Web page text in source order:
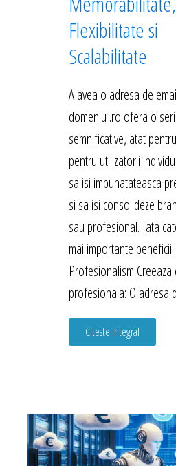
Flexibilitate si
Scalabilitate
A avea o adresa de
domeniu .ro ofera o
semnificative, atat
pentru utilizatorii
sa isi imbunatateasca
si sa isi consolideze
sau profesional. Iata
mai importante beneficii:
Profesionalism
profesionala: O
Citeste integral